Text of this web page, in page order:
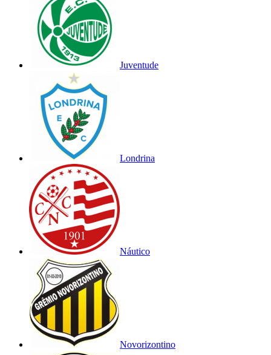
Juventude
Londrina
Náutico
Novorizontino